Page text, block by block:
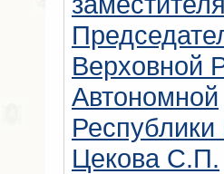
Верховной
Автономной
Цекова С.П.